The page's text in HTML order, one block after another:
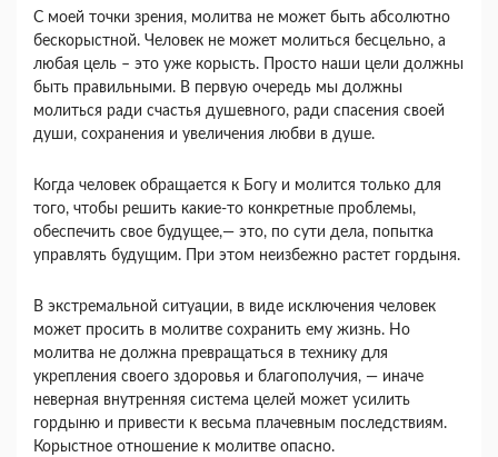
С моей точки зрения, молитва не может быть абсолютно
бескорыстной. Человек не может молиться бесцельно, а
любая цель – это уже корысть. Просто наши цели должны
быть правильными. В первую очередь мы должны
молиться ради счастья душевного, ради спасения своей
души, сохранения и увеличения любви в душе.
Когда человек обращается к Богу и молится только для
того, чтобы решить какие-то конкретные проблемы,
обеспечить свое будущее,— это, по сути дела, попытка
управлять будущим. При этом неизбежно растет гордыня.
В экстремальной ситуации, в виде исключения человек
может просить в молитве сохранить ему жизнь. Но
молитва не должна превращаться в технику для
укрепления своего здоровья и благополучия, — иначе
неверная внутренняя система целей может усилить
гордыню и привести к весьма плачевным последствиям.
Корыстное отношение к молитве опасно.